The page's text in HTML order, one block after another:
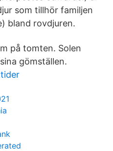
som tillhör familjen
bland rovdjuren.
på tomten. Solen
gömställen.